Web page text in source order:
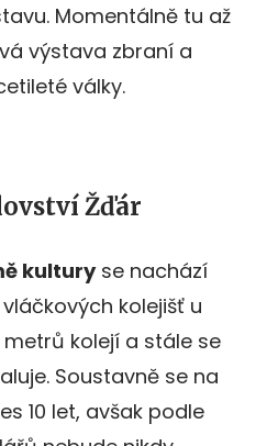
Momentálně tu až
výstava zbraní a
války.
Žďár
kulturyse nachází
kolejišť u
kolejí a stále se
Soustavně se na
10 let, avšak podle